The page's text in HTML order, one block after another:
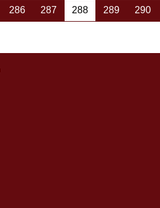
286 287 288 289 290